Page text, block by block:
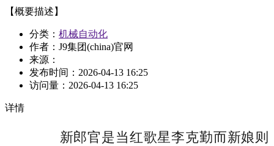
【概要描述】
分类： 机械自动化
作者：J9集团(china)官网
来源：
发布时间： 2026-04-13 16:25
访问量： 2026-04-13 16:25
详情
新郎官是当红歌星李克勤而新娘则